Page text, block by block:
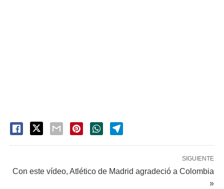
SIGUIENTE
Con este vídeo, Atlético de Madrid agradeció a Colombia
»